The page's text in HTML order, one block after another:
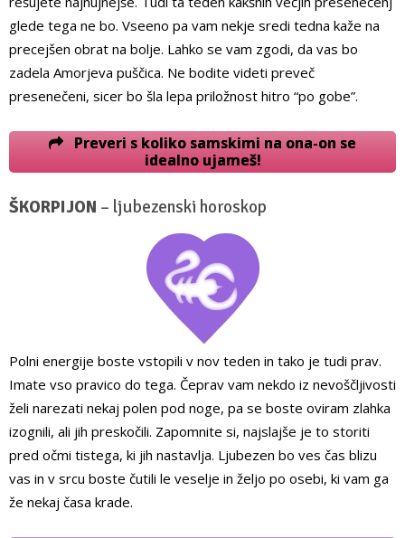
glede tega ne bo. Vseeno pa vam nekje sredi tedna kaže na
precejšen obrat na bolje. Lahko se vam zgodi, da vas bo
zadela Amorjeva puščica. Ne bodite videti preveč
presenečeni, sicer bo šla lepa priložnost hitro “po gobe”.
Preveri s koliko samskimi na ona-on se
idealno ujameš!
ŠKORPIJON – ljubezenski horoskop
Polni energije boste vstopili v nov teden in tako je tudi prav.
Imate vso pravico do tega. Čeprav vam nekdo iz nevoščljivosti
želi narezati nekaj polen pod noge, pa se boste oviram zlahka
izognili, ali jih preskočili. Zapomnite si, najslajše je to storiti
pred očmi tistega, ki jih nastavlja. Ljubezen bo ves čas blizu
vas in v srcu boste čutili le veselje in željo po osebi, ki vam ga
že nekaj časa krade.